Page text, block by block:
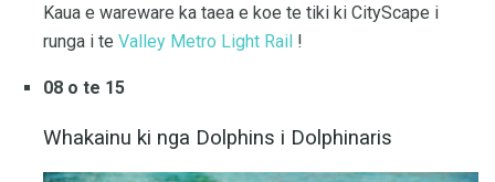
Kaua e wareware ka taea e koe te tiki ki CityScape i
runga i te Valley Metro Light Rail !
08 o te 15
Whakainu ki nga Dolphins i Dolphinaris